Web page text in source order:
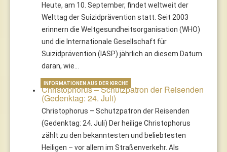
Heute, am 10. September, findet weltweit der
Welttag der Suizidprävention statt. Seit 2003
erinnern die Weltgesundheitsorganisation (WHO)
und die Internationale Gesellschaft für
Suizidprävention (IASP) jährlich an diesem Datum
daran, wie…
Christophorus – Schutzpatron der Reisenden
(Gedenktag: 24. Juli)
Christophorus – Schutzpatron der Reisenden
(Gedenktag: 24. Juli) Der heilige Christophorus
zählt zu den bekanntesten und beliebtesten
Heiligen – vor allem im Straßenverkehr. Als
INFORMATIONEN AUS DER KIRCHE